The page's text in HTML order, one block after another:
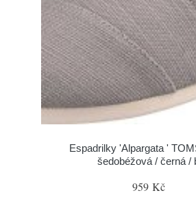
Espadrilky 'Alpargata '
šedobéžová / černá /
959 Kč